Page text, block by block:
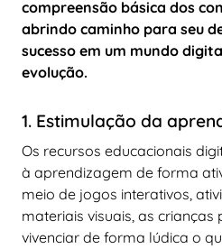
compreensão básica dos
abrindo caminho para seu
sucesso em um mundo
evolução.
1. Estimulação da
Os recursos educacionais
à aprendizagem de forma
meio de jogos interativos,
materiais visuais, as
vivenciar de forma lúdica o